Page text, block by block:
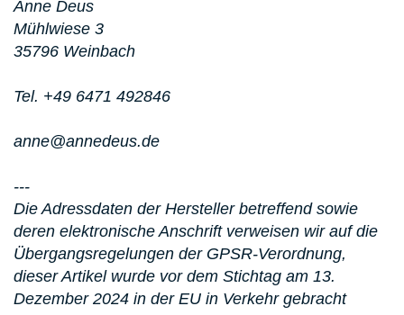
Anne Deus
Mühlwiese 3
35796 Weinbach
Tel. +49 6471 492846
anne@annedeus.de
---
Die Adressdaten der Hersteller betreffend sowie
deren elektronische Anschrift verweisen wir auf die
Übergangsregelungen der GPSR-Verordnung,
dieser Artikel wurde vor dem Stichtag am 13.
Dezember 2024 in der EU in Verkehr gebracht